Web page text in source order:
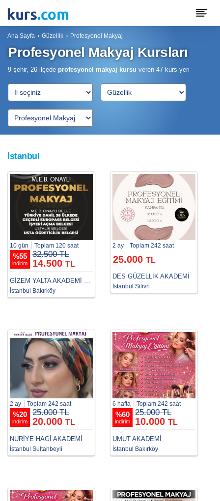
Ana Sayfa Güzellik Profesyonel Makyaj
Profesyonel Makyaj Kursları
9 şehir, 26 ilçede profesyonel makyaj kursu veren 47 kurs yeri
İstanbul
10 gün Toplam 120 saat
%55
indirim
32.500 TL
14.500 TL
GİZEM YALTA AKADEMİ GÜZELLİK KURSU
İstanbul Bakırköy
2 ay Toplam 242 saat
25.000 TL
DES GÜZELLİK AKADEMİ
İstanbul Silivri
2 ay Toplam 242 saat
%20
indirim
25.000 TL
20.000 TL
NURİYE HAGİ AKADEMİ
İstanbul Sultanbeyli
6 hafta Toplam 242 saat
%60
indirim
25.000 TL
10.000 TL
UMUT AKADEMİ
İstanbul Bakırköy